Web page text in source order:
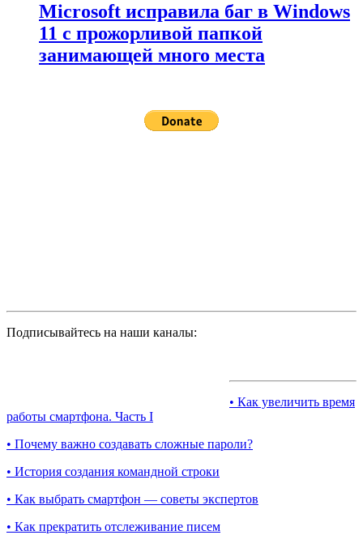
Microsoft исправила баг в Windows
11 с прожорливой папкой
занимающей много места
Подписывайтесь на наши каналы:
• Как увеличить время
работы смартфона. Часть I
• Почему важно создавать сложные пароли?
• История создания командной строки
• Как выбрать смартфон — советы экспертов
• Как прекратить отслеживание писем